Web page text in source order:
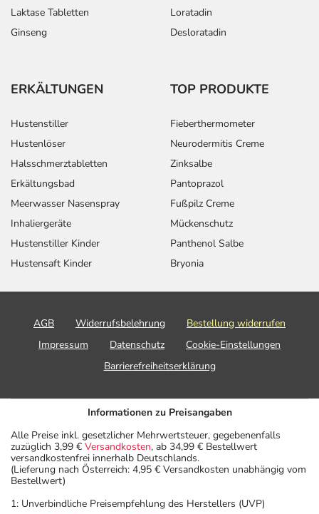
Laktase Tabletten
Ginseng
Loratadin
Desloratadin
ERKÄLTUNGEN
Hustenstiller
Hustenlöser
Halsschmerztabletten
Erkältungsbad
Meerwasser Nasenspray
Inhaliergeräte
Hustenstiller Kinder
Hustensaft Kinder
TOP PRODUKTE
Fieberthermometer
Neurodermitis Creme
Zinksalbe
Pantoprazol
Fußpilz Creme
Mückenschutz
Panthenol Salbe
Bryonia
AGB Widerrufsbelehrung
Bestellung widerrufen
Impressum
Datenschutz
Cookie-Einstellungen
Barrierefreiheitserklärung
Informationen zu Preisangaben
Alle Preise inkl. gesetzlicher Mehrwertsteuer, gegebenenfalls
zuzüglich 3,99 € Versandkosten, ab 34,99 € Bestellwert
versandkostenfrei innerhalb Deutschlands.
(Lieferung nach Österreich: 4,95 € Versandkosten unabhängig vom
Bestellwert)
1: Unverbindliche Preisempfehlung des Herstellers (UVP)